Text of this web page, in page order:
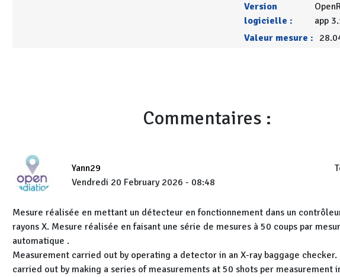
Version
logicielle :
app
Valeur mesure :
Commentaires :
Yann29
Vendredi 20 February 2026 - 08:48
Mesure réalisée en mettant un détecteur en fonctionnement dans un
rayons X. Mesure réalisée en faisant une série de mesures à 50 coups par
automatique .
Measurement carried out by operating a detector in an X-ray baggage
carried out by making a series of measurements at 50 shots per measurement